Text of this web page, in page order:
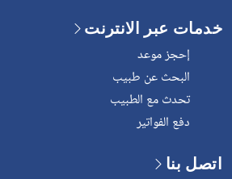
خدمات عبر الانترنت
إحجز موعد
البحث عن طبيب
تحدث مع الطبيب
دفع الفواتير
اتصل بنا